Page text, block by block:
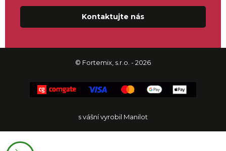
© Fortemix, s.r.o. - 2026
s vášní vyrobil Manilot
Kontaktujte nás